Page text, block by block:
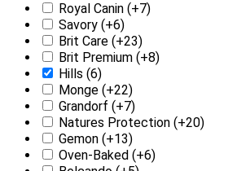
Royal Canin (+7)
Savory (+6)
Brit Care (+23)
Brit Premium (+8)
Hills (6)
Monge (+22)
Grandorf (+7)
Natures Protection (+20)
Gemon (+13)
Oven-Baked (+6)